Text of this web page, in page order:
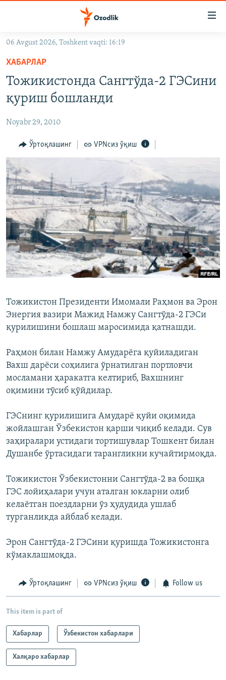
Асосий
навигацияга
ўтинг
Қидиришга
OZODARXIV
На русском
ИЖТИМОИЙ ТАРМОҚЛАР
Озодлик бошқа тилларда
06 Avgust 2026, Toshkent vaqti: 16:19
ХАБАРЛАР
Тожикистонда Сангтўда-2 ГЭСини
қуриш бошланди
Noyabr 29, 2010
Ўртоқлашинг VPNсиз ўқиш
Тожикистон Президенти Имомали Раҳмон ва Эрон
Энергия вазири Мажид Намжу Сангтўда-2 ГЭСи
қурилишини бошлаш маросимида қатнашди.
Раҳмон билан Намжу Амударёга қуйиладиган
Вахш дарёси соҳилига ўрнатилган портловчи
мосламани ҳаракатга келтириб, Вахшнинг
оқимини тўсиб қўйдилар.
ГЭСнинг қурилишига Амударё қуйи оқимида
жойлашган Ўзбекистон қарши чиқиб келади. Сув
заҳиралари устидаги тортишувлар Тошкент билан
Душанбе ўртасидаги тарангликни кучайтирмоқда.
Тожикистон Ўзбекистонни Сангтўда-2 ва бошқа
ГЭС лойиҳалари учун аталган юкларни олиб
келаётган поездларни ўз ҳудудида ушлаб
турганликда айблаб келади.
Эрон Сангтўда-2 ГЭСини қуришда Тожикистонга
кўмаклашмоқда.
Ўртоқлашинг VPNсиз ўқиш Follow us
This item is part of
Хабарлар Ўзбекистон хабарлари
Халқаро хабарлар